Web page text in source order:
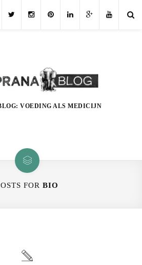
VOEDING ALS MEDICIJN
FOR BIO